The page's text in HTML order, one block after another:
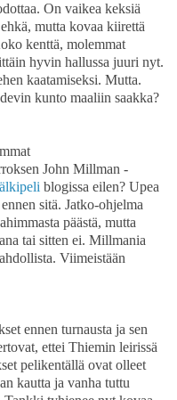
On vaikea keksiä
mutta kovaa kiirettä
kenttä, molemmat
hyvin hallussa juuri nyt.
kaatamiseksi. Mutta.
kunto maaliin saakka?
John Millman -
blogissa eilen? Upea
sitä. Jatko-ohjelma
päästä, mutta
tai sitten ei. Millmania
Viimeistään
ennen turnausta ja sen
ettei Thiemin leirissä
pelikentällä ovat olleet
kautta ja vanha tuttu